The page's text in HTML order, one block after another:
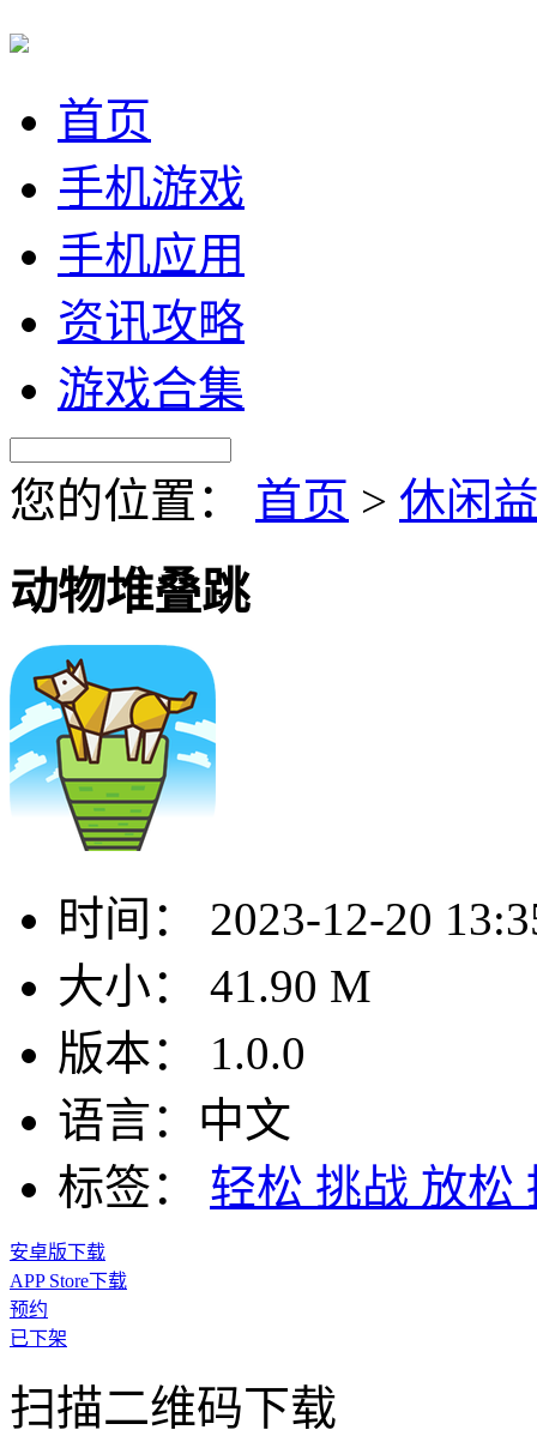
首页
手机游戏
手机应用
资讯攻略
游戏合集
您的位置： 首页 > 休闲
动物堆叠跳
时间：
2023-12-20
大小：
41.90 M
版本：
1.0.0
语言： 中文
标签：
轻松 挑战 放松
安卓版下载
APP Store下载
预约
已下架
扫描二维码下载